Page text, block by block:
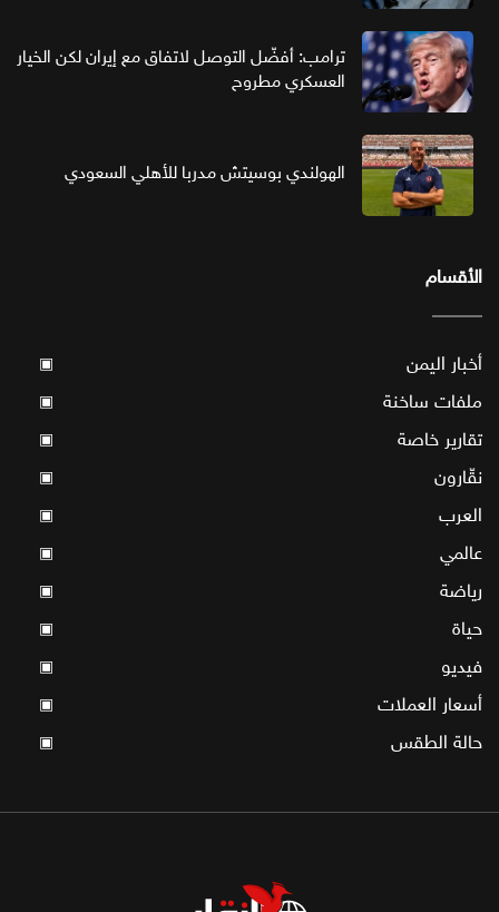
ترامب: أفضّل التوصل لاتفاق مع إيران لكن الخيار
العسكري مطروح
الهولندي بوسيتش مدربا للأهلي السعودي
الأقسام
أخبار اليمن ▣
ملفات ساخنة ▣
تقارير خاصة ▣
نقّارون ▣
العرب ▣
عالمي ▣
رياضة ▣
حياة ▣
فيديو ▣
أسعار العملات ▣
حالة الطقس ▣